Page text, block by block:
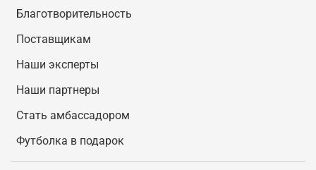
Благотворительность
Поставщикам
Наши эксперты
Наши партнеры
Стать амбассадором
Футболка в подарок